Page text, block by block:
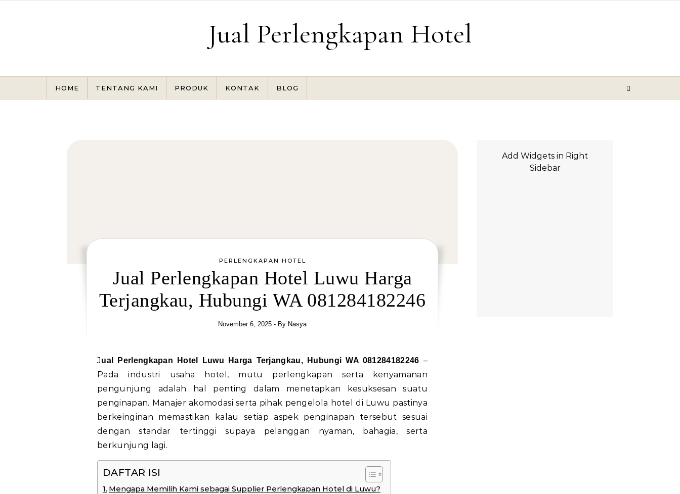
Jual Perlengkapan Hotel
HOME TENTANG KAMI PRODUK KONTAK BLOG
PERLENGKAPAN HOTEL
Jual Perlengkapan Hotel Luwu Harga
Terjangkau, Hubungi WA 081284182246
November 6, 2025 - By Nasya
Jual Perlengkapan Hotel Luwu Harga Terjangkau, Hubungi WA 081284182246 –
Pada industri usaha hotel, mutu perlengkapan serta kenyamanan
pengunjung adalah hal penting dalam menetapkan kesuksesan suatu
penginapan. Manajer akomodasi serta pihak pengelola hotel di Luwu pastinya
berkeinginan memastikan kalau setiap aspek penginapan tersebut sesuai
dengan standar tertinggi supaya pelanggan nyaman, bahagia, serta
berkunjung lagi.
DAFTAR ISI
Mengapa Memilih Kami sebagai Supplier Perlengkapan Hotel di Luwu?
Add Widgets in Right
Sidebar